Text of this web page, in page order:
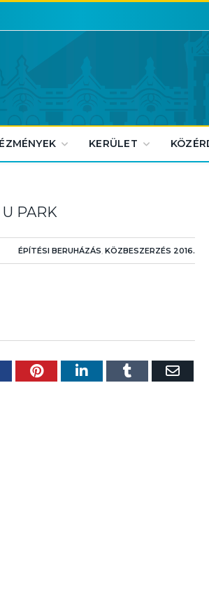
KERÜLET
PARK
ÉPÍTÉSI BERUHÁZÁS, KÖZBESZERZÉS 2016.
Pinterest
LinkedInTumblr